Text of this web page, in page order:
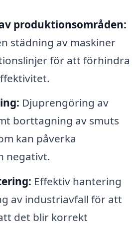
produktionsområden:
städning av maskiner
för att förhindra
Djuprengöring av
borttagning av smuts
kan påverka
negativt.
Effektiv hantering
av industriavfall för att
det blir korrekt